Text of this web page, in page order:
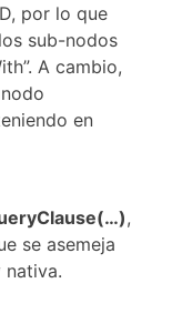
por lo que
sub-nodos
A cambio,
en
,
se asemeja